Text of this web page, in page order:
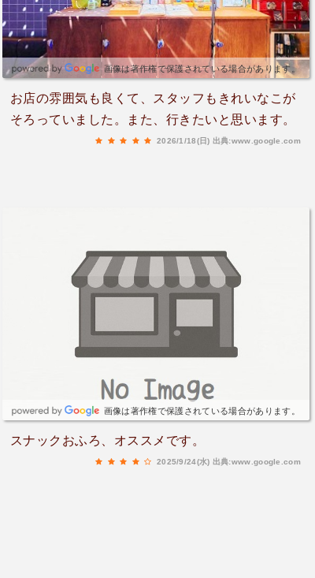
画像は著作権で保護されている場合があります。
お店の雰囲気も良くて、スタッフもきれいなこが
そろっていました。また、行きたいと思います。
2026/1/18(日) 出典:www.google.com
画像は著作権で保護されている場合があります。
スナックおふろ、オススメです。
2025/9/24(水) 出典:www.google.com